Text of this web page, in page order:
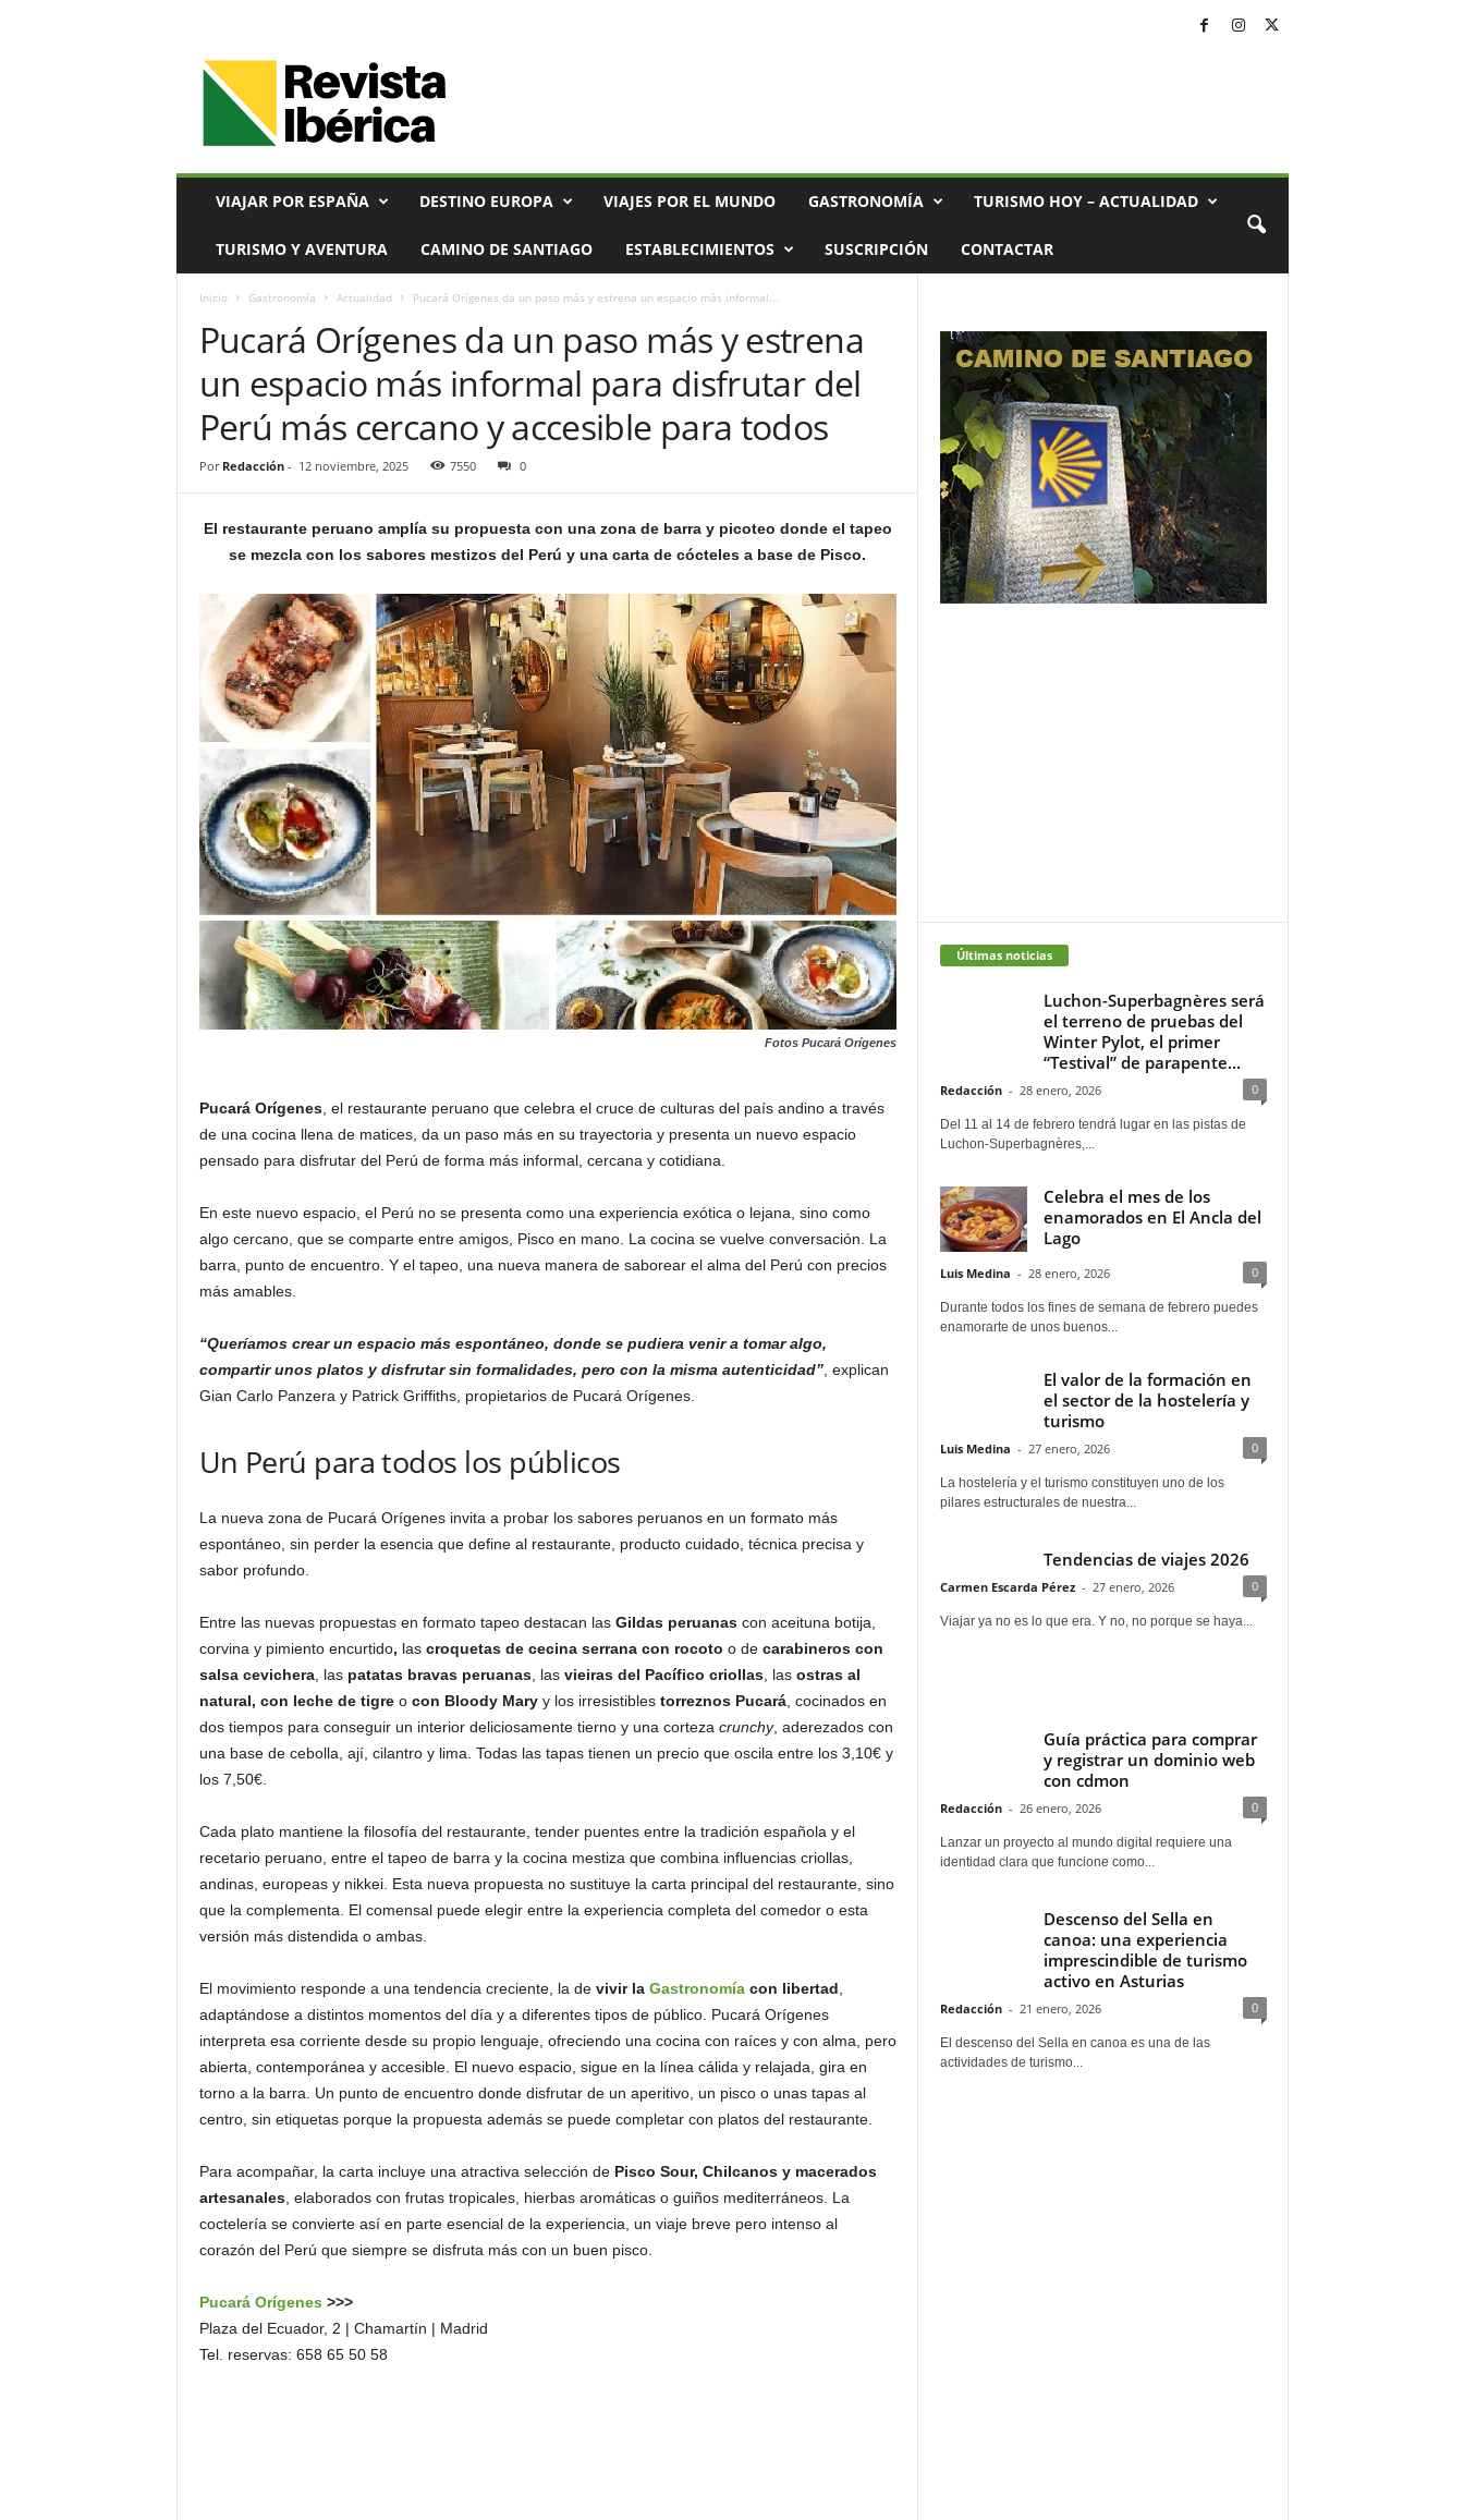
VIAJAR POR ESPAÑA DESTINO EUROPA VIAJES POR EL MUNDO GASTRONOMÍA TURISMO HOY – ACTUALIDAD
TURISMO Y AVENTURA CAMINO DE SANTIAGO ESTABLECIMIENTOS SUSCRIPCIÓN CONTACTAR
Inicio Gastronomía Actualidad Pucará Orígenes da un paso más y estrena un espacio más informal...
Pucará Orígenes da un paso más y estrena
un espacio más informal para disfrutar del
Perú más cercano y accesible para todos
Por Redacción- 12 noviembre, 2025 7550 0
El restaurante peruano amplía su propuesta con una zona de barra y picoteo donde el tapeo
se mezcla con los sabores mestizos del Perú y una carta de cócteles a base de Pisco.
Fotos Pucará Orígenes
Pucará Orígenes, el restaurante peruano que celebra el cruce de culturas del país andino a través
de una cocina llena de matices, da un paso más en su trayectoria y presenta un nuevo espacio
pensado para disfrutar del Perú de forma más informal, cercana y cotidiana.
En este nuevo espacio, el Perú no se presenta como una experiencia exótica o lejana, sino como
algo cercano, que se comparte entre amigos, Pisco en mano. La cocina se vuelve conversación. La
barra, punto de encuentro. Y el tapeo, una nueva manera de saborear el alma del Perú con precios
más amables.
“Queríamos crear un espacio más espontáneo, donde se pudiera venir a tomar algo,
compartir unos platos y disfrutar sin formalidades, pero con la misma autenticidad”, explican
Gian Carlo Panzera y Patrick Griffiths, propietarios de Pucará Orígenes.
Un Perú para todos los públicos
La nueva zona de Pucará Orígenes invita a probar los sabores peruanos en un formato más
espontáneo, sin perder la esencia que define al restaurante, producto cuidado, técnica precisa y
sabor profundo.
Entre las nuevas propuestas en formato tapeo destacan las Gildas peruanascon aceituna botija,
corvina y pimiento encurtido, las croquetas de cecina serrana con rocoto o de carabineros con
salsa cevichera, las patatas bravas peruanas, las vieiras del Pacífico criollas, las ostras al
natural, con leche de tigreo con Bloody Maryy los irresistibles torreznos Pucará, cocinados en
dos tiempos para conseguir un interior deliciosamente tierno y una corteza crunchy, aderezados con
una base de cebolla, ají, cilantro y lima. Todas las tapas tienen un precio que oscila entre los 3,10€ y
los 7,50€.
Cada plato mantiene la filosofía del restaurante, tender puentes entre la tradición española y el
recetario peruano, entre el tapeo de barra y la cocina mestiza que combina influencias criollas,
andinas, europeas y nikkei. Esta nueva propuesta no sustituye la carta principal del restaurante, sino
que la complementa. El comensal puede elegir entre la experiencia completa del comedor o esta
versión más distendida o ambas.
El movimiento responde a una tendencia creciente, la de vivir la Gastronomíacon libertad
adaptándose a distintos momentos del día y a diferentes tipos de público. Pucará Orígenes
interpreta esa corriente desde su propio lenguaje, ofreciendo una cocina con raíces y con alma, pero
abierta, contemporánea y accesible. El nuevo espacio, sigue en la línea cálida y relajada, gira en
torno a la barra. Un punto de encuentro donde disfrutar de un aperitivo, un pisco o unas tapas al
centro, sin etiquetas porque la propuesta además se puede completar con platos del restaurante.
Para acompañar, la carta incluye una atractiva selección de Pisco Sour, Chilcanos y macerados
artesanales, elaborados con frutas tropicales, hierbas aromáticas o guiños mediterráneos. La
coctelería se convierte así en parte esencial de la experiencia, un viaje breve pero intenso al
corazón del Perú que siempre se disfruta más con un buen pisco.
Pucará Orígenes >>>
Plaza del Ecuador, 2 | Chamartín | Madrid
Tel. reservas: 658 65 50 58
Últimas noticias
Luchon-Superbagnères será
el terreno de pruebas del
Winter Pylot, el primer
“Testival” de parapente...
Redacción - 28 enero, 2026 0
Del 11 al 14 de febrero tendrá lugar en las pistas de
Luchon-Superbagnères,...
Celebra el mes de los
enamorados en El Ancla del
Lago
Luis Medina - 28 enero, 2026 0
Durante todos los fines de semana de febrero puedes
enamorarte de unos buenos...
El valor de la formación en
el sector de la hostelería y
turismo
Luis Medina - 27 enero, 2026 0
La hostelería y el turismo constituyen uno de los
pilares estructurales de nuestra...
Tendencias de viajes 2026
Carmen Escarda Pérez - 27 enero, 2026 0
Viajar ya no es lo que era. Y no, no porque se haya...
Guía práctica para comprar
y registrar un dominio web
con cdmon
Redacción - 26 enero, 2026 0
Lanzar un proyecto al mundo digital requiere una
identidad clara que funcione como...
Descenso del Sella en
canoa: una experiencia
imprescindible de turismo
activo en Asturias
Redacción - 21 enero, 2026 0
El descenso del Sella en canoa es una de las
actividades de turismo...